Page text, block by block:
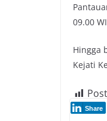
09.00
Hingga
Kejati
Share